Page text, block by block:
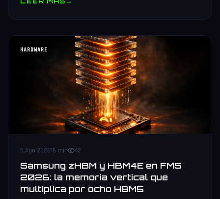
HARDWARE
6 Ago 202616 min 42
Samsung zHBM y HBM4E en FMS
2026: la memoria vertical que
multiplica por ocho HBM5